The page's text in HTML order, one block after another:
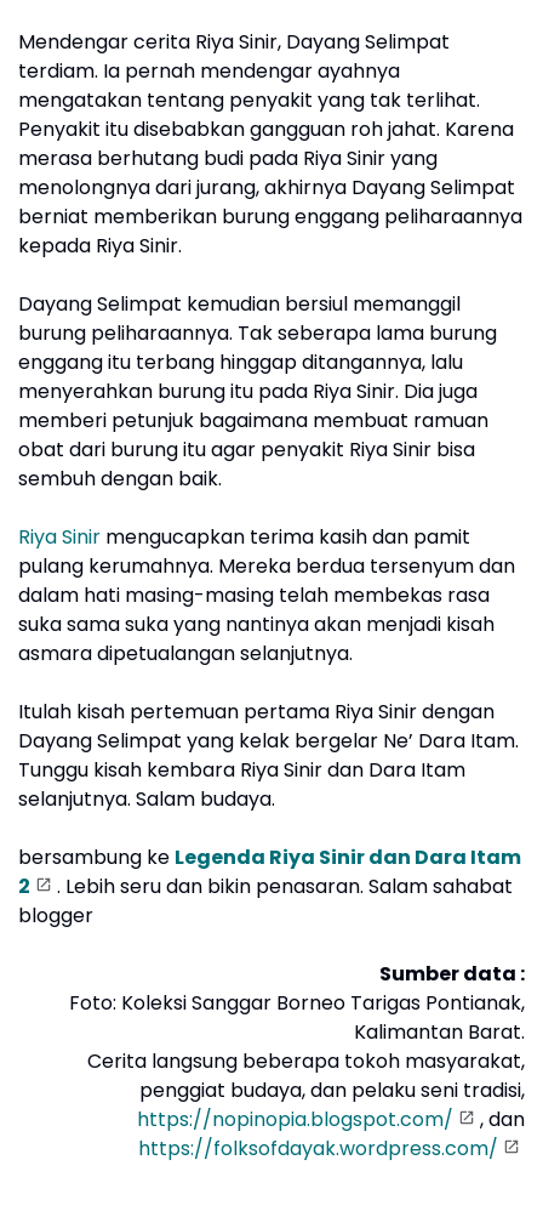
Mendengar cerita Riya Sinir, Dayang Selimpat
terdiam. Ia pernah mendengar ayahnya
mengatakan tentang penyakit yang tak terlihat.
Penyakit itu disebabkan gangguan roh jahat. Karena
merasa berhutang budi pada Riya Sinir yang
menolongnya dari jurang, akhirnya Dayang Selimpat
berniat memberikan burung enggang peliharaannya
kepada Riya Sinir.
Dayang Selimpat kemudian bersiul memanggil
burung peliharaannya. Tak seberapa lama burung
enggang itu terbang hinggap ditangannya, lalu
menyerahkan burung itu pada Riya Sinir. Dia juga
memberi petunjuk bagaimana membuat ramuan
obat dari burung itu agar penyakit Riya Sinir bisa
sembuh dengan baik.
Riya Sinir mengucapkan terima kasih dan pamit
pulang kerumahnya. Mereka berdua tersenyum dan
dalam hati masing-masing telah membekas rasa
suka sama suka yang nantinya akan menjadi kisah
asmara dipetualangan selanjutnya.
Itulah kisah pertemuan pertama Riya Sinir dengan
Dayang Selimpat yang kelak bergelar Ne’ Dara Itam.
Tunggu kisah kembara Riya Sinir dan Dara Itam
selanjutnya. Salam budaya.
bersambung ke Legenda Riya Sinir dan Dara Itam
2
. Lebih seru dan bikin penasaran. Salam sahabat
blogger
Sumber data :
Foto: Koleksi Sanggar Borneo Tarigas Pontianak,
Kalimantan Barat.
Cerita langsung beberapa tokoh masyarakat,
penggiat budaya, dan pelaku seni tradisi,
https://nopinopia.blogspot.com/
, dan
https://folksofdayak.wordpress.com/